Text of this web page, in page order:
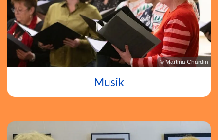
© Martina Chardin
Musik